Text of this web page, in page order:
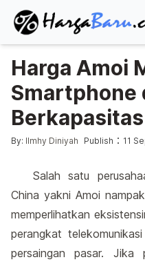
Harga Amoi
Smartphone
Posted by
By: Ilmhy Diniyah Publish : 11
Salah satu
China yakni Amoi
memperlihatkan
perangkat
persaingan pasar. Jika